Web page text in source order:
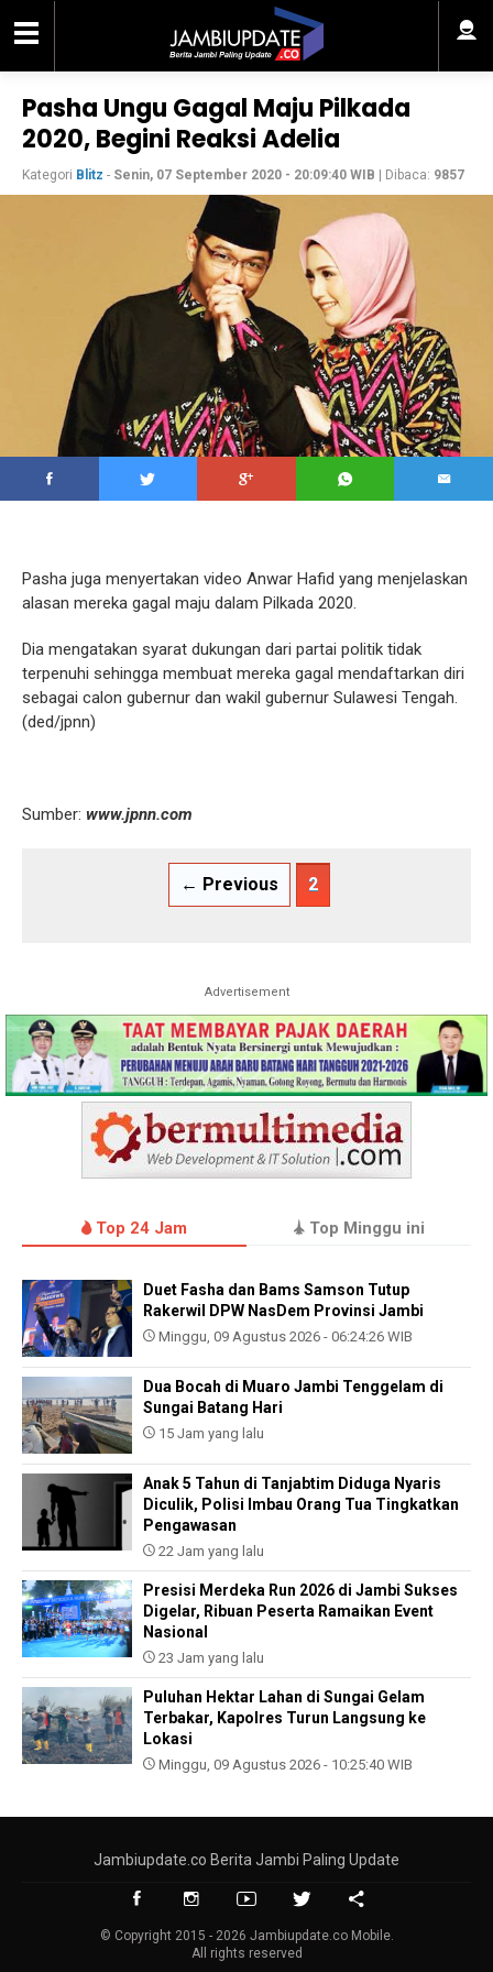
Pasha Ungu Gagal Maju Pilkada
2020, Begini Reaksi Adelia
Kategori Blitz - Senin, 07 September 2020 - 20:09:40 WIB | Dibaca: 9857
Pasha juga menyertakan video Anwar Hafid yang menjelaskan
alasan mereka gagal maju dalam Pilkada 2020.
Dia mengatakan syarat dukungan dari partai politik tidak
terpenuhi sehingga membuat mereka gagal mendaftarkan diri
sebagai calon gubernur dan wakil gubernur Sulawesi Tengah.
(ded/jpnn)
Sumber: www.jpnn.com
← Previous 2
Advertisement
Top 24 Jam Top Minggu ini
Duet Fasha dan Bams Samson Tutup
Rakerwil DPW NasDem Provinsi Jambi
Minggu, 09 Agustus 2026 - 06:24:26 WIB
Dua Bocah di Muaro Jambi Tenggelam di
Sungai Batang Hari
15 Jam yang lalu
Anak 5 Tahun di Tanjabtim Diduga Nyaris
Diculik, Polisi Imbau Orang Tua Tingkatkan
Pengawasan
22 Jam yang lalu
Presisi Merdeka Run 2026 di Jambi Sukses
Digelar, Ribuan Peserta Ramaikan Event
Nasional
23 Jam yang lalu
Puluhan Hektar Lahan di Sungai Gelam
Terbakar, Kapolres Turun Langsung ke
Lokasi
Minggu, 09 Agustus 2026 - 10:25:40 WIB
Jambiupdate.co Berita Jambi Paling Update
© Copyright 2015 - 2026 Jambiupdate.co Mobile.
All rights reserved